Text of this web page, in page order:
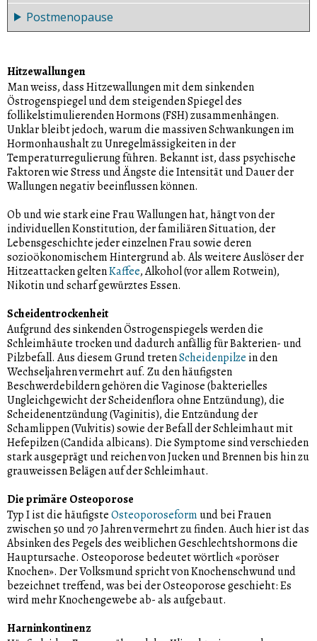
Unter dem Begriff Menopause versteht man den Zeitpunkt
der endgültig letzten Regelblutung. Erst wenn ein Jahr lang
Menopause als definitiv. Im Durchschnitt tritt diese um das
51. bis 54. Lebensjahr auf.
Postmenopause
Menopause und definiert die Phase nach der letzten
Regelblutung. Zu diesem Zeitpunkt ist der Körper meist gut
auf die neue hormonelle Situation eingestellt, und die
akuten Wechseljahrbeschwerden haben sich gelegt.
Hitzewallungen
Man weiss, dass Hitzewallungen mit dem sinkenden
Östrogenspiegel und dem steigenden Spiegel des
follikelstimulierenden Hormons (FSH) zusammenhängen.
Unklar bleibt jedoch, warum die massiven Schwankungen im
Hormonhaushalt zu Unregelmässigkeiten in der
Temperaturregulierung führen. Bekannt ist, dass psychische
Faktoren wie Stress und Ängste die Intensität und Dauer der
Wallungen negativ beeinflussen können.
Ob und wie stark eine Frau Wallungen hat, hängt von der
individuellen Konstitution, der familiären Situation, der
Lebensgeschichte jeder einzelnen Frau sowie deren
sozioökonomischem Hintergrund ab. Als weitere Auslöser der
Hitzeattacken geltenKaffee, Alkohol (vor allem Rotwein),
Nikotin und scharf gewürztes Essen.
Scheidentrockenheit
Aufgrund des sinkenden Östrogenspiegels werden die
Schleimhäute trocken und dadurch anfällig für Bakterien- und
Pilzbefall. Aus diesem Grund tretenScheidenpilze in den
Wechseljahren vermehrt auf. Zu den häufigsten
Beschwerdebildern gehören die Vaginose (bakterielles
Ungleichgewicht der Scheidenflora ohne Entzündung), die
Scheidenentzündung (Vaginitis), die Entzündung der
Schamlippen (Vulvitis) sowie der Befall der Schleimhaut mit
Hefepilzen (Candida albicans). Die Symptome sind verschieden
stark ausgeprägt und reichen von Jucken und Brennen bis hin zu
grauweissen Belägen auf der Schleimhaut.
Die primäre Osteoporose
Typ I ist die häufigsteOsteoporoseform und bei Frauen
zwischen 50 und 70 Jahren vermehrt zu finden. Auch hier ist das
Absinken des Pegels des weiblichen Geschlechtshormons die
Hauptursache. Osteoporose bedeutet wörtlich «poröser
Knochen». Der Volksmund spricht von Knochenschwund und
bezeichnet treffend, was bei der Osteoporose geschieht: Es
wird mehr Knochengewebe ab- als aufgebaut.
Harninkontinenz